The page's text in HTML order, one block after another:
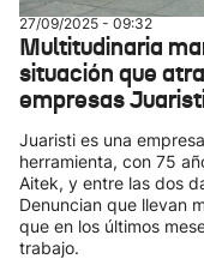
27/09/2025 - 09:32
Multitudinaria
situación que
empresas
Juaristi es una
herramienta, con 75
Aitek, y entre las dos
Denuncian que llevan
que en los últimos
trabajo.